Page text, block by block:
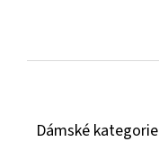
Dámské kategorie